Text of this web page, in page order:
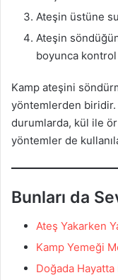
Ateşin üstüne
Ateşin
boyunca
Kamp ateşini
yöntemlerden biridir.
durumlarda, kül ile
yöntemler de
Bunları da
Ateş Yakarken
Kamp Yemeği
Doğada Hayatta